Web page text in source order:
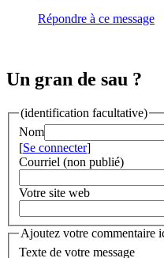
Répondre à ce message
Un gran de sau ?
(identification facultative)
Nom
[Se connecter]
Courriel (non publié)
Votre site web
Ajoutez votre commentaire
Texte de votre message